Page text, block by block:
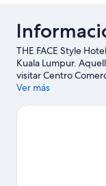
THE FACE Style
Kuala Lumpur.
visitar Centro
mientras que
asistir a un evento o
Ver más